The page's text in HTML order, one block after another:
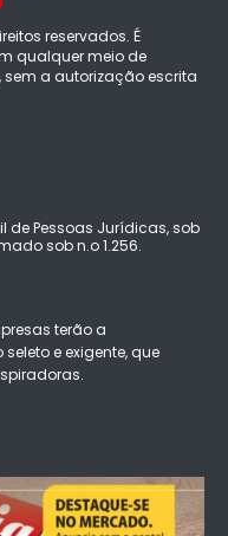
reservados. É
qualquer meio de
a autorização escrita
de Pessoas Jurídicas, sob
sob n.o 1.256.
terão a
e exigente, que